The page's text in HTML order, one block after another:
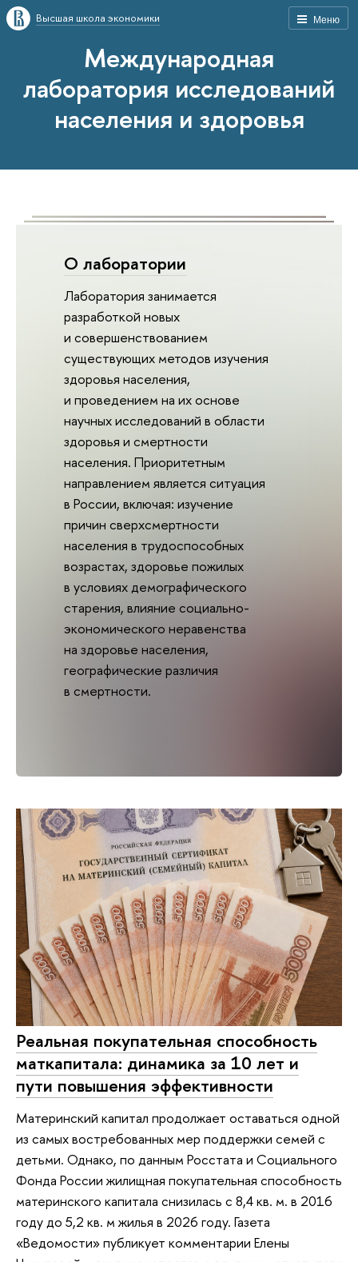
Меню
Высшая школа экономики
Международная
лаборатория исследований
населения и здоровья
О лаборатории
Лаборатория занимается
разработкой новых
и совершенствованием
существующих методов изучения
здоровья населения,
и проведением на их основе
научных исследований в области
здоровья и смертности
населения. Приоритетным
направлением является ситуация
в России, включая: изучение
причин сверхсмертности
населения в трудоспособных
возрастах, здоровье пожилых
в условиях демографического
старения, влияние социально-
экономического неравенства
на здоровье населения,
географические различия
в смертности.
Реальная покупательная способность
маткапитала: динамика за 10 лет и
пути повышения эффективности
Материнский капитал продолжает оставаться одной
из самых востребованных мер поддержки семей с
детьми. Однако, по данным Росстата и Социального
Фонда России жилищная покупательная способность
материнского капитала снизилась с 8,4 кв. м. в 2016
году до 5,2 кв. м жилья в 2026 году. Газета
«Ведомости» публикует комментарии Елены